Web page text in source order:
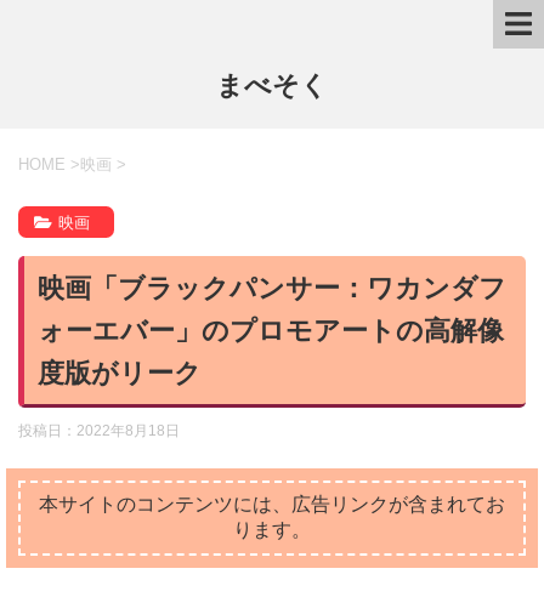
まべそく
HOME > 映画 >
映画
映画「ブラックパンサー：ワカンダフ
ォーエバー」のプロモアートの高解像
度版がリーク
投稿日： 2022年8月18日
本サイトのコンテンツには、広告リンクが含まれてお
ります。